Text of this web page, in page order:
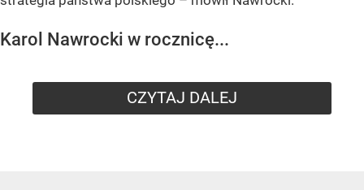
Karol Nawrocki w rocznicę...
CZYTAJ DALEJ